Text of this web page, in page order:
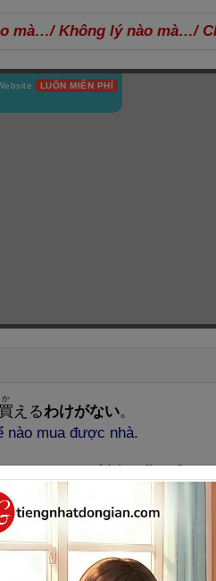
mà…/ Không lý nào mà…/
LUÔN MIỄN PHÍ
買
か
えるわけがない。
mua được nhà.
わけないよ。明日
あした
、引
ひ
っ越
こ
し
thế nào được? Mai là phải
ない。
thắng được đối thủ mạnh